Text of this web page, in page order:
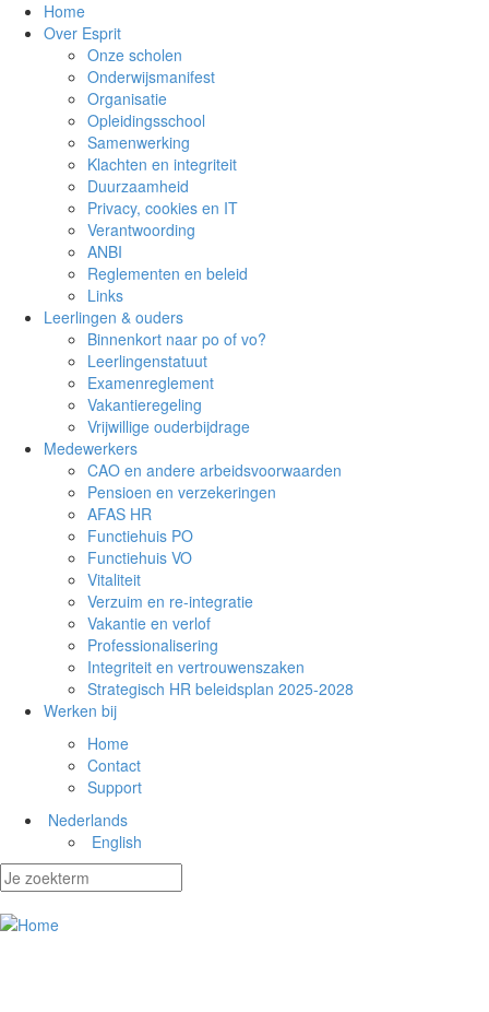
Home
Over Esprit
Onze scholen
Onderwijsmanifest
Organisatie
Opleidingsschool
Samenwerking
Klachten en integriteit
Duurzaamheid
Privacy, cookies en IT
Verantwoording
ANBI
Reglementen en beleid
Links
Leerlingen & ouders
Binnenkort naar po of vo?
Leerlingenstatuut
Examenreglement
Vakantieregeling
Vrijwillige ouderbijdrage
Medewerkers
CAO en andere arbeidsvoorwaarden
Pensioen en verzekeringen
AFAS HR
Functiehuis PO
Functiehuis VO
Vitaliteit
Verzuim en re-integratie
Vakantie en verlof
Professionalisering
Integriteit en vertrouwenszaken
Strategisch HR beleidsplan 2025-2028
Werken bij
Home
Contact
Support
Nederlands
English